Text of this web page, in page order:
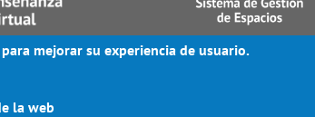
mejorar su experiencia de usuario.
la web